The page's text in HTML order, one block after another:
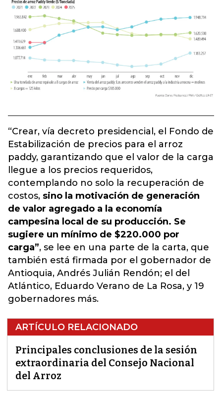
“Crear, vía decreto presidencial, el Fondo de
Estabilización de precios para el arroz
paddy, garantizando que el valor de la carga
llegue a los precios requeridos,
contemplando no solo la recuperación de
costos, sino la motivación de generación
de valor agregado a la economía
campesina local de su producción. Se
sugiere un mínimo de $220.000 por
carga”, se lee en una parte de la carta, que
también está firmada por el gobernador de
Antioquia, Andrés Julián Rendón; el del
Atlántico, Eduardo Verano de La Rosa, y 19
gobernadores más.
ARTÍCULO RELACIONADO
Principales conclusiones de la sesión
extraordinaria del Consejo Nacional
del Arroz